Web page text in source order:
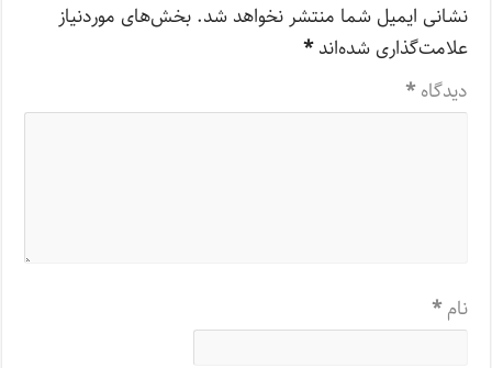
نشانی ایمیل شما منتشر نخواهد شد. بخش‌های موردنیاز
علامت‌گذاری شده‌اند*
دیدگاه*
نام*